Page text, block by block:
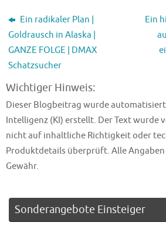
Ein radikaler Plan |
Goldrausch in Alaska |
GANZE FOLGE | DMAX
Schatzsucher
Ein
Wichtiger Hinweis:
Dieser Blogbeitrag wurde
Intelligenz (KI) erstellt. Der Text wurde
nicht auf inhaltliche Richtigkeit oder
Produktdetails überprüft. Alle
Gewähr.
Sonderangebote Einsteiger